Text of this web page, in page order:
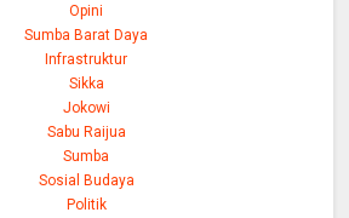
Opini
Sumba Barat Daya
Infrastruktur
Sikka
Jokowi
Sabu Raijua
Sumba
Sosial Budaya
Politik